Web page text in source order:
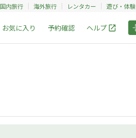
国内旅行 海外旅行 レンタカー 遊び・体験
お気に入り 予約確認 ヘルプ